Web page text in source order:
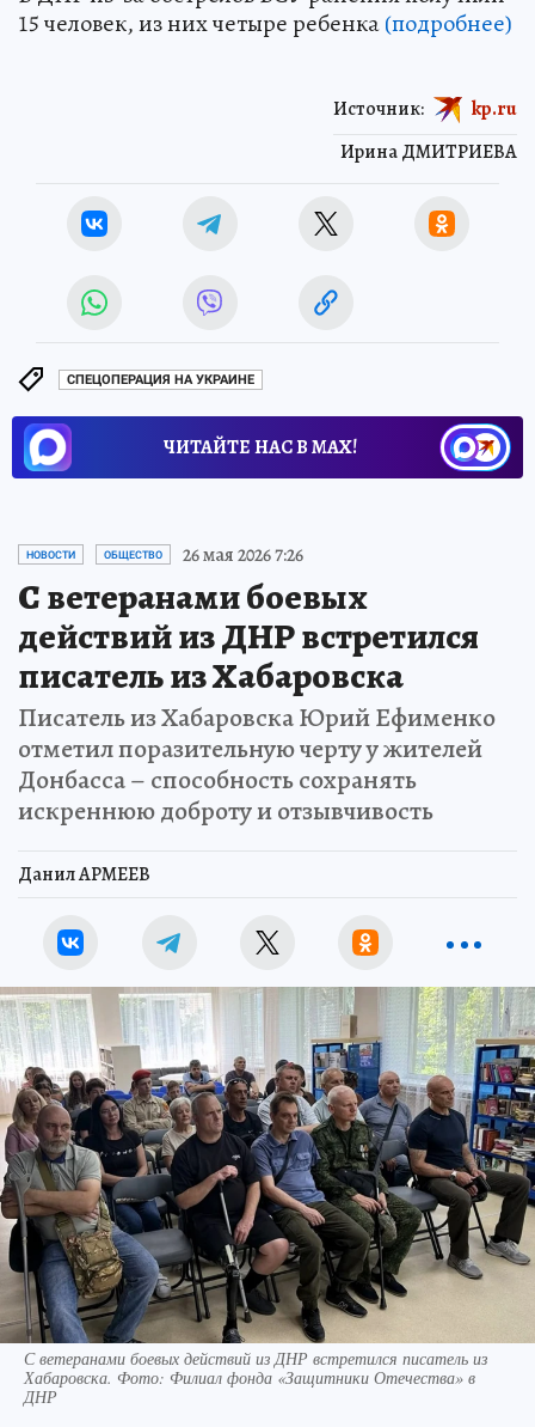
15 человек, из них четыре ребенка(подробнее)
Ирина ДМИТРИЕВА
Источник: kp.ru
СПЕЦОПЕРАЦИЯ НА УКРАИНЕ
ЧИТАЙТЕ НАС В МАХ!
НОВОСТИ ОБЩЕСТВО 26 мая 2026 7:26
С ветеранами боевых
действий из ДНР встретился
писатель из Хабаровска
Писатель из Хабаровска Юрий Ефименко
отметил поразительную черту у жителей
Донбасса – способность сохранять
искреннюю доброту и отзывчивость
Данил АРМЕЕВ
С ветеранами боевых действий из ДНР встретился писатель из
Хабаровска. Фото: Филиал фонда «Защитники Отечества» в
ДНР